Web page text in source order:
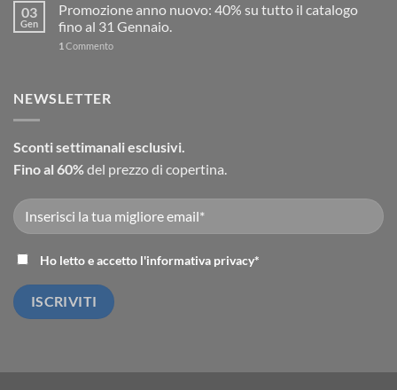
03
Gen
Promozione anno nuovo: 40% su tutto il catalogo
fino al 31 Gennaio.
1 Commento
NEWSLETTER
Sconti settimanali esclusivi.
Fino al 60%del prezzo di copertina.
Ho letto e accetto l'informativa privacy*